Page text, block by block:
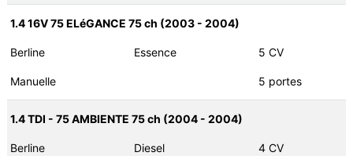
1.4 16V 75 ELéGANCE 75 ch (2003 - 2004)
Berline Essence 5 CV
Manuelle 5 portes
1.4 TDI - 75 AMBIENTE 75 ch (2004 - 2004)
Berline Diesel 4 CV